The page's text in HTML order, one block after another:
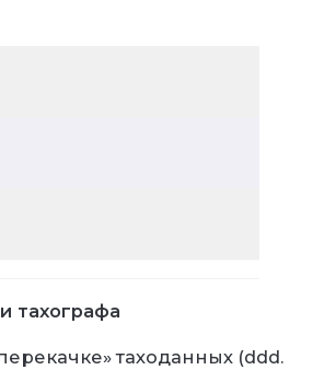
тахографа
таходанных (ddd.